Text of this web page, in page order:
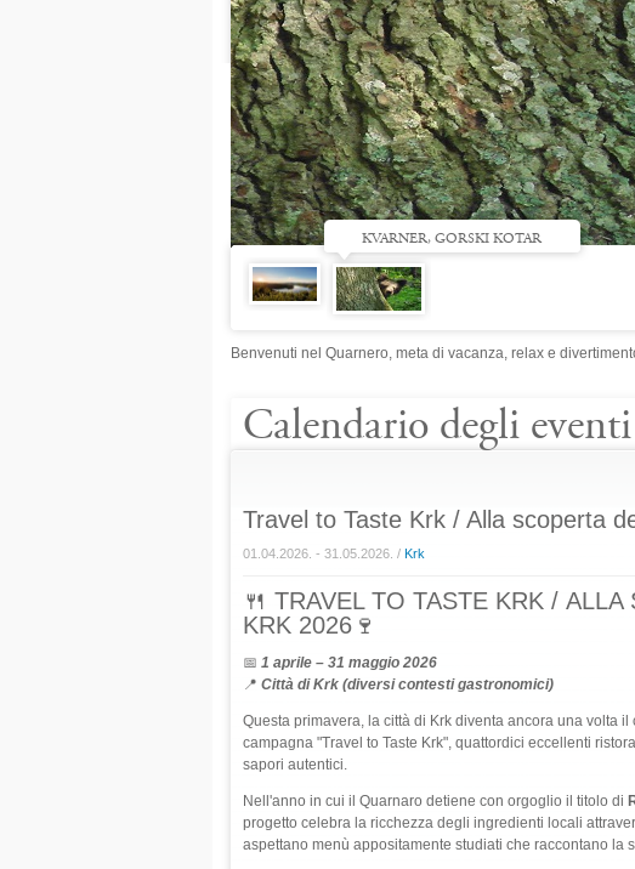
KVARNER, GORSKI KOTAR
Benvenuti nel Quarnero, meta di vacanza, relax e
Calendario degli eventi
Travel to Taste Krk / Alla scoperta
01.04.2026. - 31.05.2026. / Krk
🍴 TRAVEL TO TASTE KRK /
KRK 2026🍷
📅 1 aprile – 31 maggio 2026
📍 Città di Krk (diversi contesti gastronomici)
Questa primavera, la città di Krk diventa ancora una volta
campagna "Travel to Taste Krk", quattordici eccellenti
sapori autentici.
Nell'anno in cui il Quarnaro detiene con orgoglio il titolo di
progetto celebra la ricchezza degli ingredienti locali
aspettano menù appositamente studiati che raccontano la